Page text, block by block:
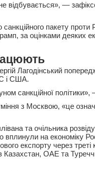
відбувається», —
пакету проти
за оцінками деяких
Лагодінський
і США.
санкційної політики»,
з Москвою, «це
та очільника
на економіку
експорту через треті
Казахстан, ОАЕ та